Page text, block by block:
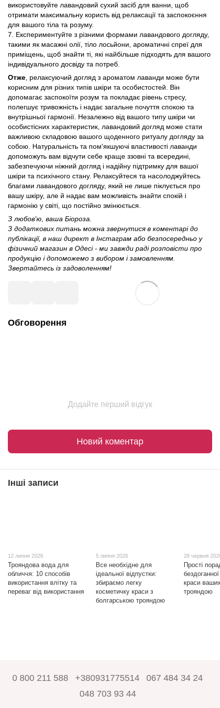
використовуйте лавандовий сухий засіб для ванни, щоб
отримати максимальну користь від релаксації та заспокоєння
для вашого тіла та розуму.
7. Експериментуйте з різними формами лавандового догляду,
такими як масажні олії, тіло лосьйони, ароматичні спреї для
приміщень, щоб знайти ті, які найбільше підходять для вашого
індивідуального досвіду та потреб.
Отже , релаксуючий догляд з ароматом лаванди може бути
корисним для різних типів шкіри та особистостей. Він
допомагає заспокоїти розум та покладає рівень стресу,
полегшує тривожність і надає загальне почуття спокою та
внутрішньої гармонії. Незалежно від вашого типу шкіри чи
особистісних характеристик, лавандовий догляд може стати
важливою складовою вашого щоденного ритуалу догляду за
собою. Натуральність та пом'якшуючі властивості лаванди
допоможуть вам відчути себе краще ззовні та всередині,
забезпечуючи ніжний догляд і надійну підтримку для вашої
шкіри та психічного стану. Релаксуйтеся та насолоджуйтесь
благами лавандового догляду, який не лише піклується про
вашу шкіру, але й надає вам можливість знайти спокій і
гармонію у світі, що постійно змінюється.
З любов'ю, ваша Біороза.
З додаткових питань можна звернутися в коментарі до
публікації, в наш директ в Інстаграм або безпосередньо у
фізичний магазин в Одесі - ми завжди раді розповісти про
продукцію і допоможемо з вибором і замовленням.
Звертайтесь із задоволенням!
Обговорення
Додайте перший відгук
Новий коментар
Інші записи
12 липня 2026
Трояндова вода для
обличчя: 10 способів
використання влітку та
переваг від використання
5 липня 2026
Все необхідне для
ідеальної відпустки:
збираємо легку
косметичку краси з
болгарською трояндою
28 червня
Прості
краси
трояндою
0 800 211 588 +380931775514
067 484 34 24
048 703 93 44